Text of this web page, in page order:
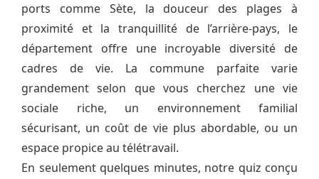
ports comme Sète, la douceur des plages à
proximité et la tranquillité de l’arrière-pays, le
département offre une incroyable diversité de
cadres de vie. La commune parfaite varie
grandement selon que vous cherchez une vie
sociale riche, un environnement familial
sécurisant, un coût de vie plus abordable, ou un
espace propice au télétravail.
En seulement quelques minutes, notre quiz conçu